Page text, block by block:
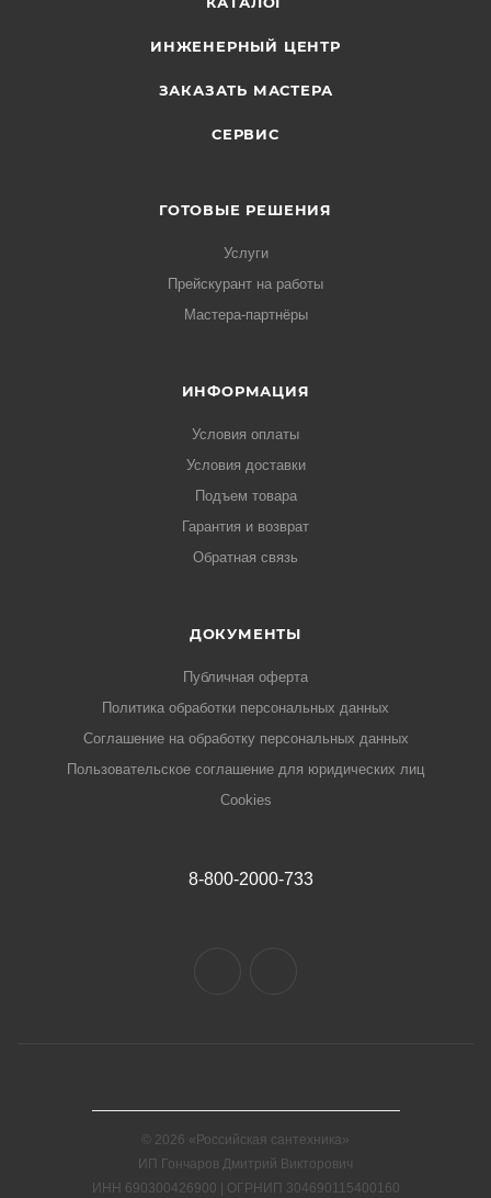
ИНЖЕНЕРНЫЙ ЦЕНТР
ЗАКАЗАТЬ МАСТЕРА
СЕРВИС
ГОТОВЫЕ РЕШЕНИЯ
Услуги
Прейскурант на работы
Мастера-партнёры
ИНФОРМАЦИЯ
Условия оплаты
Условия доставки
Подъем товара
Гарантия и возврат
Обратная связь
ДОКУМЕНТЫ
Публичная оферта
Политика обработки персональных данных
Соглашение на обработку персональных данных
Пользовательское соглашение для юридических лиц
Cookies
8-800-2000-733
© 2026 «Российская сантехника»
ИП Гончаров Дмитрий Викторович
ИНН 690300426900 | ОГРНИП 304690115400160